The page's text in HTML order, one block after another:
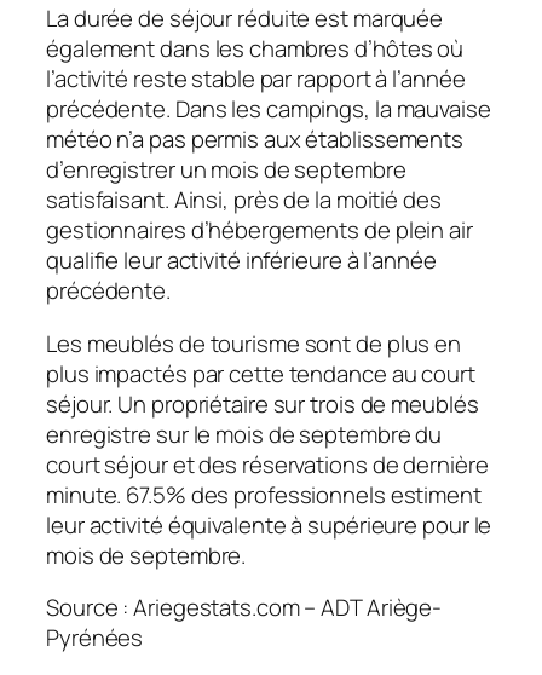
La durée de séjour réduite est marquée
également dans les chambres d’hôtes où
l’activité reste stable par rapport à l’année
précédente. Dans les campings, la mauvaise
météo n’a pas permis aux établissements
d’enregistrer un mois de septembre
satisfaisant. Ainsi, près de la moitié des
gestionnaires d’hébergements de plein air
qualifie leur activité inférieure à l’année
précédente.
Les meublés de tourisme sont de plus en
plus impactés par cette tendance au court
séjour. Un propriétaire sur trois de meublés
enregistre sur le mois de septembre du
court séjour et des réservations de dernière
minute. 67.5% des professionnels estiment
leur activité équivalente à supérieure pour le
mois de septembre.
Source : Ariegestats.com – ADT Ariège-
Pyrénées